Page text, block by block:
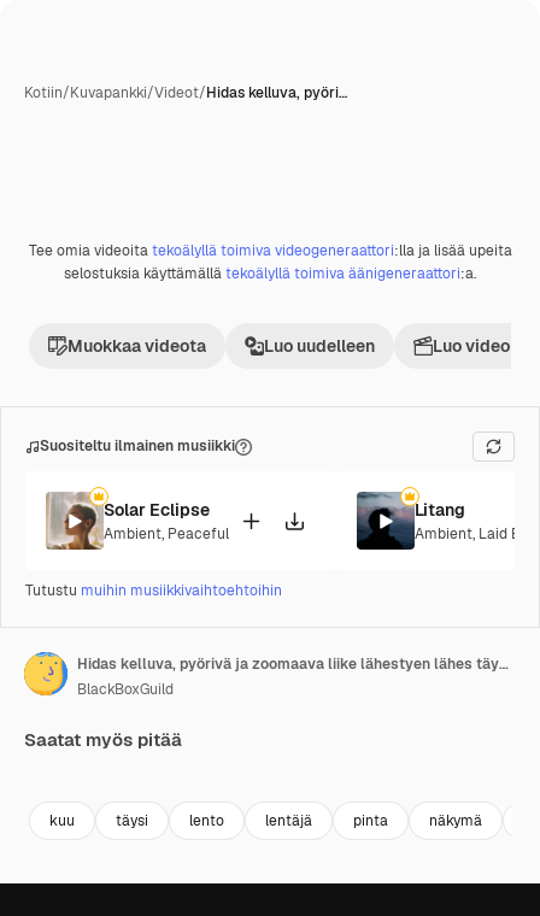
Kotiin/Kuvapankki/Videot/Hidas kelluva, pyöri…
Premium
Tee omia videoitatekoälyllä toimiva videogeneraattori:lla ja lisää upeita
selostuksia käyttämällätekoälyllä toimiva äänigeneraattori:a.
Muokkaa videota Luo uudelleen Luo
Suositeltu ilmainen musiikki
Solar Eclipse
Ambient, Peaceful
Litang
Ambient, Laid
Tutustu muihin musiikkivaihtoehtoihin
Hidas kelluva, pyörivä ja zoomaava liike lähestyen lähes täydenkuun pintaa avaruudessa.
BlackBoxGuild
Saatat myös pitää
kuu täysi lento lentäjä pinta näkymä